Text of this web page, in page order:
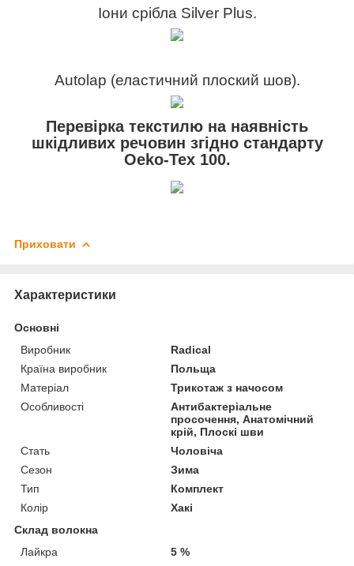
Іони срібла Silver Plus.
Autolap (еластичний плоский шов).
Перевірка текстилю на наявність
шкідливих речовин згідно стандарту
Oeko-Tex 100.
Приховати
Характеристики
Основні
Виробник
Radical
Країна виробник
Польща
Матеріал
Трикотаж з начосом
Особливості
Антибактеріальне
просочення, Анатомічний
крій, Плоскі шви
Стать
Чоловіча
Сезон
Зима
Тип
Комплект
Колір
Хакі
Склад волокна
Лайкра
5 %